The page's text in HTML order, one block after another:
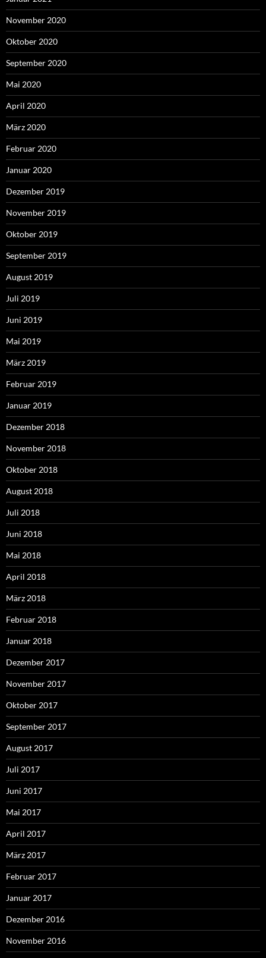
November 2020
Oktober 2020
September 2020
Mai 2020
April 2020
März 2020
Februar 2020
Januar 2020
Dezember 2019
November 2019
Oktober 2019
September 2019
August 2019
Juli 2019
Juni 2019
Mai 2019
März 2019
Februar 2019
Januar 2019
Dezember 2018
November 2018
Oktober 2018
August 2018
Juli 2018
Juni 2018
Mai 2018
April 2018
März 2018
Februar 2018
Januar 2018
Dezember 2017
November 2017
Oktober 2017
September 2017
August 2017
Juli 2017
Juni 2017
Mai 2017
April 2017
März 2017
Februar 2017
Januar 2017
Dezember 2016
November 2016